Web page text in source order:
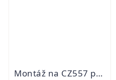
Montáž na CZ557 pro HIKMICRO Thunder, Panther a Cheetah